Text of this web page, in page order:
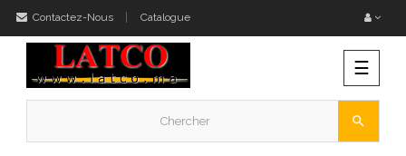
Contactez-Nous Catalogue
la
☰
search